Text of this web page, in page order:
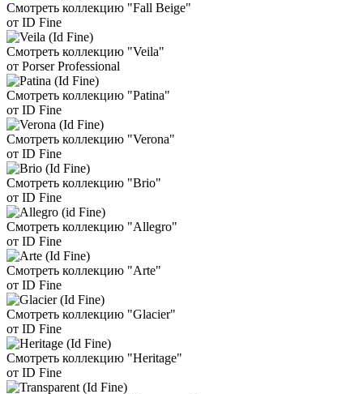
Смотреть коллекцию "Fall Beige"
от ID Fine
Смотреть коллекцию "Veila"
от Porser Professional
Смотреть коллекцию "Patina"
от ID Fine
Смотреть коллекцию "Verona"
от ID Fine
Смотреть коллекцию "Brio"
от ID Fine
Смотреть коллекцию "Allegro"
от ID Fine
Смотреть коллекцию "Arte"
от ID Fine
Смотреть коллекцию "Glacier"
от ID Fine
Смотреть коллекцию "Heritage"
от ID Fine